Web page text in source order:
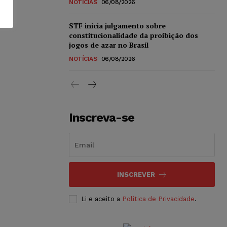
NOTÍCIAS 06/08/2026
STF inicia julgamento sobre
constitucionalidade da proibição dos
jogos de azar no Brasil
NOTÍCIAS 06/08/2026
Inscreva-se
INSCREVER
Li e aceito a Política de Privacidade.